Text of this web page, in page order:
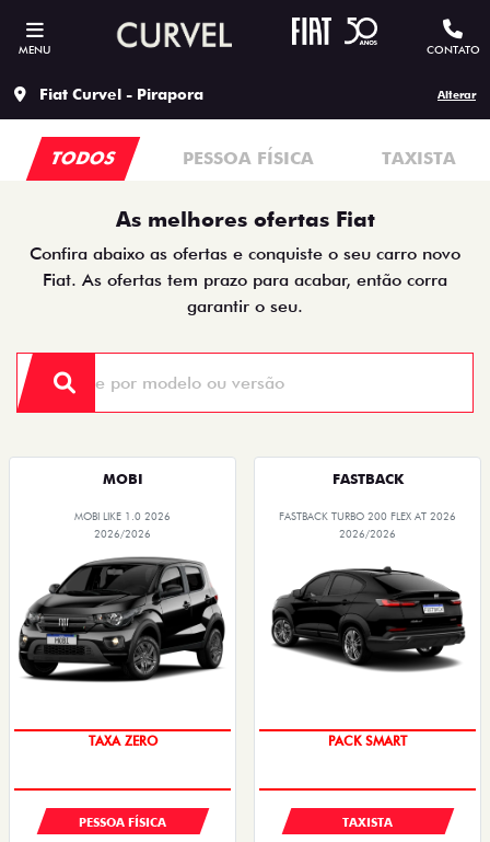
MENU CONTATO
Fiat Curvel - Pirapora Alterar
TODOS PESSOA FÍSICA TAXISTA
As melhores ofertas Fiat
Confira abaixo as ofertas e conquiste o seu carro novo
Fiat. As ofertas tem prazo para acabar, então corra
garantir o seu.
MOBI
MOBI LIKE 1.0 2026
2026/2026
TAXA ZERO
PESSOA FÍSICA
FASTBACK
FASTBACK TURBO 200 FLEX AT 2026
2026/2026
PACK SMART
TAXISTA